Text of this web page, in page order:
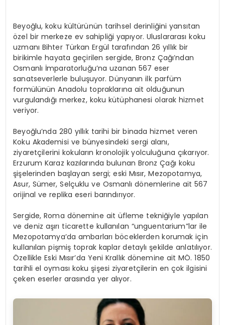
Beyoğlu, koku kültürünün tarihsel derinliğini yansıtan
özel bir merkeze ev sahipliği yapıyor. Uluslararası koku
uzmanı Bihter Türkan Ergül tarafından 26 yıllık bir
birikimle hayata geçirilen sergide, Bronz Çağı’ndan
Osmanlı İmparatorluğu’na uzanan 567 eser
sanatseverlerle buluşuyor. Dünyanın ilk parfüm
formülünün Anadolu topraklarına ait olduğunun
vurgulandığı merkez, koku kütüphanesi olarak hizmet
veriyor.
Beyoğlu’nda 280 yıllık tarihi bir binada hizmet veren
Koku Akademisi ve bünyesindeki sergi alanı,
ziyaretçilerini kokuların kronolojik yolculuğuna çıkarıyor.
Erzurum Karaz kazılarında bulunan Bronz Çağı koku
şişelerinden başlayan sergi; eski Mısır, Mezopotamya,
Asur, Sümer, Selçuklu ve Osmanlı dönemlerine ait 567
orijinal ve replika eseri barındırıyor.
Sergide, Roma dönemine ait üfleme tekniğiyle yapılan
ve deniz aşırı ticarette kullanılan “unguentarium”lar ile
Mezopotamya’da ambarları böceklerden korumak için
kullanılan pişmiş toprak kaplar detaylı şekilde anlatılıyor.
Özellikle Eski Mısır’da Yeni Krallık dönemine ait MÖ. 1850
tarihli el oyması koku şişesi ziyaretçilerin en çok ilgisini
çeken eserler arasında yer alıyor.